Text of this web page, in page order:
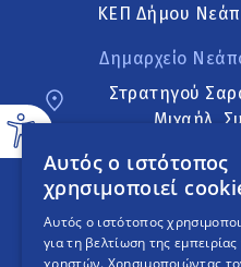
ΚΕΠ Δήμου
Δημαρχείο
Στρατηγού
Μιχαήλ,
Αυτός ο ιστότοπος
χρησιμοποιεί
Αυτός ο ιστότοπος
για τη βελτίωση της
χρηστών. Χρησιμοποιώντας